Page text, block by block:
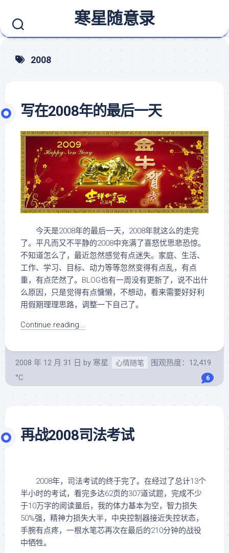
content
寒星随意录
2008
写在2008年的最后一天
今天是2008年的最后一天，2008年就这么的走完
了。平凡而又不平静的2008中充满了喜怒忧思悲恐惊。
不知道怎么了，最近忽然感觉有点迷失。家庭、生活、
工作、学习、目标、动力等等忽然变得有点乱，有点
重，有点茫然了。BLOG也有一周没有更新了，说不出什
么原因，只是觉得有点慵懒，不想动，看来需要好好利
用假期理理思路，调整一下自己了。
Continue reading...
2008 年 12 月 31 日 by 寒星 心情随笔
围观热度：12,419
°C
6
再战2008司法考试
2008年，司法考试的终于完了。在经过了总计13个
半小时的考试，看完多达62页的307道试题，完成不少
于10万字的阅读量后，我的体力基本为空，智力损失
50%强，精神力损失大半，中央控制器接近失控状态，
手腕有点疼，一根水笔芯再次在最后的210分钟的战役
中牺牲。